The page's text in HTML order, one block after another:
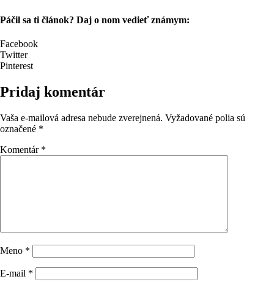
Páčil sa ti článok? Daj o nom vedieť známym:
Facebook
Twitter
Pinterest
Pridaj komentár
Vaša e-mailová adresa nebude zverejnená. Vyžadované polia sú
označené *
Komentár *
Meno *
E-mail *